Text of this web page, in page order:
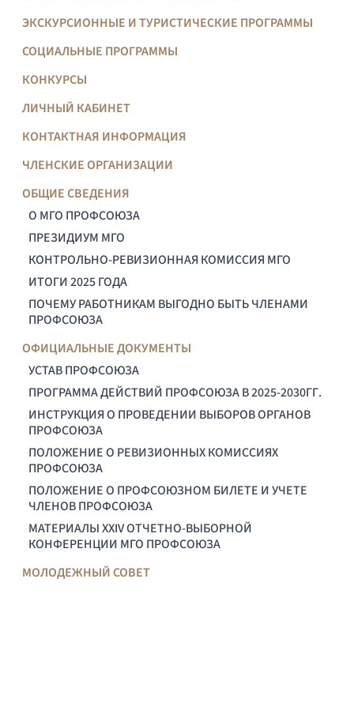
ЭКСКУРСИОННЫЕ И ТУРИСТИЧЕСКИЕ ПРОГРАММЫ
СОЦИАЛЬНЫЕ ПРОГРАММЫ
КОНКУРСЫ
ЛИЧНЫЙ КАБИНЕТ
КОНТАКТНАЯ ИНФОРМАЦИЯ
ЧЛЕНСКИЕ ОРГАНИЗАЦИИ
ОБЩИЕ СВЕДЕНИЯ
О МГО ПРОФСОЮЗА
ПРЕЗИДИУМ МГО
КОНТРОЛЬНО-РЕВИЗИОННАЯ КОМИССИЯ МГО
ИТОГИ 2025 ГОДА
ПОЧЕМУ РАБОТНИКАМ ВЫГОДНО БЫТЬ ЧЛЕНАМИ
ПРОФСОЮЗА
ОФИЦИАЛЬНЫЕ ДОКУМЕНТЫ
УСТАВ ПРОФСОЮЗА
ПРОГРАММА ДЕЙСТВИЙ ПРОФСОЮЗА В 2025-2030ГГ.
ИНСТРУКЦИЯ О ПРОВЕДЕНИИ ВЫБОРОВ ОРГАНОВ
ПРОФСОЮЗА
ПОЛОЖЕНИЕ О РЕВИЗИОННЫХ КОМИССИЯХ
ПРОФСОЮЗА
ПОЛОЖЕНИЕ О ПРОФСОЮЗНОМ БИЛЕТЕ И УЧЕТЕ
ЧЛЕНОВ ПРОФСОЮЗА
МАТЕРИАЛЫ XXIV ОТЧЕТНО-ВЫБОРНОЙ
КОНФЕРЕНЦИИ МГО ПРОФСОЮЗА
МОЛОДЕЖНЫЙ СОВЕТ